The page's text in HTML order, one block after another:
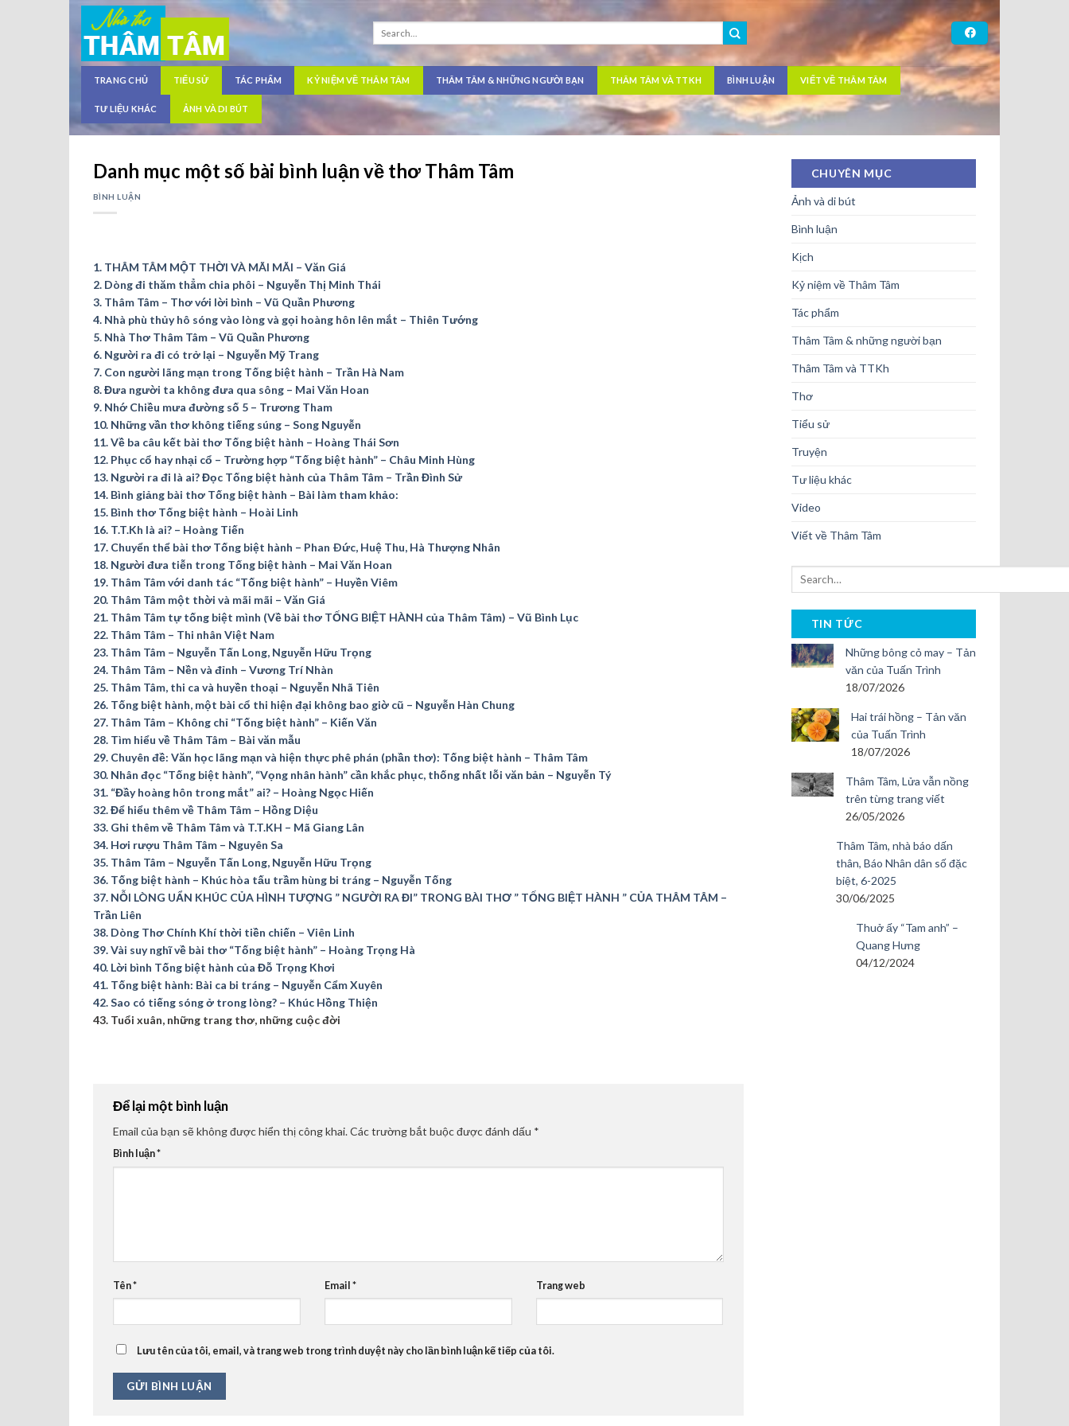
Skip
content
TRANG CHỦ TIỂU SỬ TÁC PHẨM KỶ NIỆM VỀ THÂM TÂM THÂM TÂM & NHỮNG NGƯỜI BẠN THÂM TÂM VÀ TTKH BÌNH LUẬN VIẾT VỀ THÂM TÂM
TƯ LIỆU KHÁC ẢNH VÀ DI BÚT
Danh mục một số bài bình luận về thơ Thâm Tâm
BÌNH LUẬN
1. THÂM TÂM MỘT THỜI VÀ MÃI MÃI – Văn Giá
2. Dòng đi thăm thẳm chia phôi – Nguyễn Thị Minh Thái
3. Thâm Tâm – Thơ với lời bình – Vũ Quần Phương
4. Nhà phù thủy hô sóng vào lòng và gọi hoàng hôn lên mắt – Thiên Tướng
5. Nhà Thơ Thâm Tâm – Vũ Quần Phương
6. Người ra đi có trở lại – Nguyễn Mỹ Trang
7. Con người lãng mạn trong Tống biệt hành – Trần Hà Nam
8. Đưa người ta không đưa qua sông – Mai Văn Hoan
9. Nhớ Chiều mưa đường số 5 – Trương Tham
10. Những vần thơ không tiếng súng – Song Nguyễn
11. Về ba câu kết bài thơ Tống biệt hành – Hoàng Thái Sơn
12. Phục cổ hay nhại cổ – Trường hợp “Tống biệt hành” – Châu Minh Hùng
13. Người ra đi là ai? Đọc Tống biệt hành của Thâm Tâm – Trần Đình Sử
14. Bình giảng bài thơ Tống biệt hành – Bài làm tham khảo:
15. Bình thơ Tống biệt hành – Hoài Linh
16. T.T.Kh là ai? – Hoàng Tiến
17. Chuyển thể bài thơ Tống biệt hành – Phan Ðức, Huệ Thu, Hà Thượng Nhân
18. Người đưa tiễn trong Tống biệt hành – Mai Văn Hoan
19. Thâm Tâm với danh tác “Tống biệt hành” – Huyền Viêm
20. Thâm Tâm một thời và mãi mãi – Văn Giá
21. Thâm Tâm tự tống biệt mình (Về bài thơ TỐNG BIỆT HÀNH của Thâm Tâm) – Vũ Bình Lục
22. Thâm Tâm – Thi nhân Việt Nam
23. Thâm Tâm – Nguyễn Tấn Long, Nguyễn Hữu Trọng
24. Thâm Tâm – Nền và đỉnh – Vương Trí Nhàn
25. Thâm Tâm, thi ca và huyền thoại – Nguyễn Nhã Tiên
26. Tống biệt hành, một bài cổ thi hiện đại không bao giờ cũ – Nguyễn Hàn Chung
27. Thâm Tâm – Không chỉ “Tống biệt hành” – Kiến Văn
28. Tìm hiểu về Thâm Tâm – Bài văn mẫu
29. Chuyên đề: Văn học lãng mạn và hiện thực phê phán (phần thơ): Tống biệt hành – Thâm Tâm
30. Nhân đọc “Tống biệt hành”, “Vọng nhân hành” cần khắc phục, thống nhất lỗi văn bản – Nguyễn Tý
31. “Đầy hoàng hôn trong mắt” ai? – Hoàng Ngọc Hiến
32. Để hiểu thêm về Thâm Tâm – Hồng Diệu
33. Ghi thêm về Thâm Tâm và T.T.KH – Mã Giang Lân
34. Hơi rượu Thâm Tâm – Nguyên Sa
35. Thâm Tâm – Nguyễn Tấn Long, Nguyễn Hữu Trọng
36. Tống biệt hành – Khúc hòa tấu trầm hùng bi tráng – Nguyễn Tống
37. NỖI LÒNG UẨN KHÚC CỦA HÌNH TƯỢNG ” NGƯỜI RA ĐI” TRONG BÀI THƠ ” TỐNG BIỆT HÀNH ” CỦA THÂM TÂM –
Trần Liên
38. Dòng Thơ Chính Khí thời tiền chiến – Viên Linh
39. Vài suy nghĩ về bài thơ “Tống biệt hành” – Hoàng Trọng Hà
40. Lời bình Tống biệt hành của Đỗ Trọng Khơi
41. Tống biệt hành: Bài ca bi tráng – Nguyễn Cẩm Xuyên
42. Sao có tiếng sóng ở trong lòng? – Khúc Hồng Thiện
43. Tuổi xuân, những trang thơ, những cuộc đời
Để lại một bình luận
Email của bạn sẽ không được hiển thị công khai.Các trường bắt buộc được đánh dấu *
Bình luận*
Tên* Email * Trang web
Lưu tên của tôi, email, và trang web trong trình duyệt này cho lần bình luận kế tiếp của tôi.
CHUYÊN MỤC
Ảnh và di bút
Bình luận
Kịch
Kỷ niệm về Thâm Tâm
Tác phẩm
Thâm Tâm & những người bạn
Thâm Tâm và TTKh
Thơ
Tiểu sử
Truyện
Tư liệu khác
Video
Viết về Thâm Tâm
TIN TỨC
Những bông cỏ may – Tản
văn của Tuấn Trình
18/07/2026
Hai trái hồng – Tản văn
của Tuấn Trình
18/07/2026
Thâm Tâm, Lửa vẫn nồng
trên từng trang viết
26/05/2026
Thâm Tâm, nhà báo dấn
thân, Báo Nhân dân số đặc
biệt, 6-2025
30/06/2025
Thuở ấy “Tam anh” –
Quang Hưng
04/12/2024